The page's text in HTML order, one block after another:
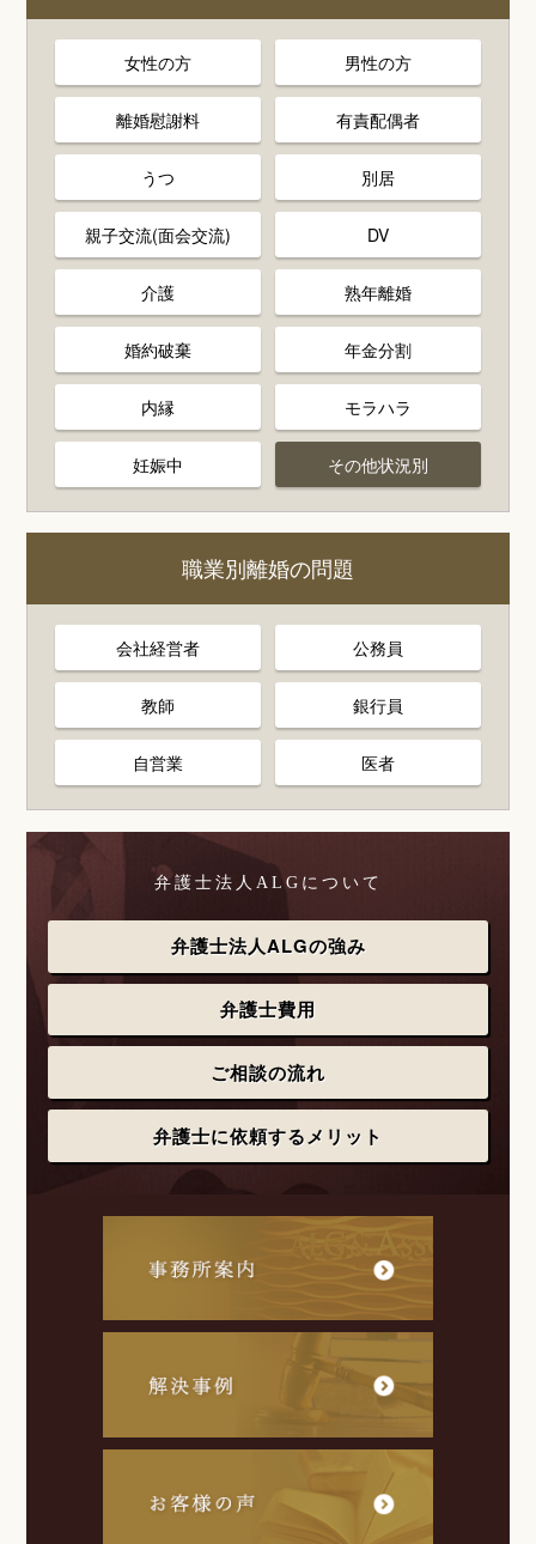
女性の方 男性の方
離婚慰謝料 有責配偶者
うつ 別居
親子交流(面会交流) DV
介護 熟年離婚
婚約破棄 年金分割
内縁 モラハラ
妊娠中 その他状況別
職業別離婚の問題
会社経営者 公務員
教師 銀行員
自営業 医者
弁護士法人ALGについて
弁護士法人ALGの強み
弁護士費用
ご相談の流れ
弁護士に依頼するメリット